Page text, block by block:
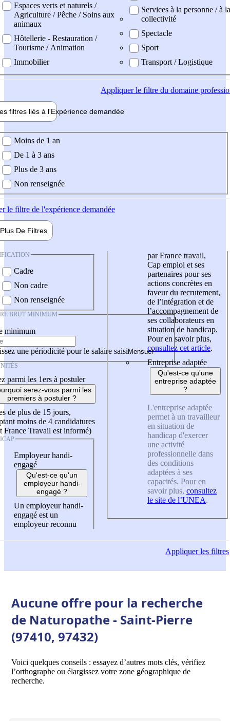
Espaces verts et naturels /
Agriculture / Pêche / Soins aux
animaux
Hôtellerie - Restauration /
Tourisme / Animation
Immobilier
Services à la personne / à la
collectivité
Spectacle
Sport
Transport / Logistique
Appliquerle filtre du domaine
filtres liés à l'Expérience demandée
demandée
Moins de 1 an
De 1 à 3 ans
Plus de 3 ans
Non renseignée
le filtre de l'expérience demandée
Plus De Filtres
Cadre
Non cadre
Non renseignée
BRUT MINIMUM
minimum
une périodicité pour le salaire saisi
parmi les 1ers à postuler
serez-vous parmi les
premiers à postuler ?
de plus de 15 jours,
moins de 4 candidatures
France Travail est informé)
Employeur handi-
engagé
Qu'est-ce qu'un
employeur handi-
engagé ?
Un employeur handi-
engagé est un
employeur reconnu
par France travail,
Cap emploi et ses
partenaires pour ses
actions concrètes en
faveur du recrutement,
de l’intégration et de
l’accompagnement de
ses collaborateurs en
situation de handicap.
Pour en savoir plus,
consultez cet article.
Entreprise adaptée
Qu'est-ce qu'une
entreprise adaptée
?
L'entreprise adaptée
permet à un travailleur
en situation de
handicap d'exercer
une activité
professionnelle dans
des conditions
adaptées à ses
capacités. Pour en
savoir plus, consultez
le site de l’UNEA.
Appliquerles filtres
Aucune offre pour la recherche
de Naturopathe - Saint-Pierre
(97410, 97432)
Voici quelques conseils : essayez d’autres mots clés, vérifiez
l’orthographe ou élargissez votre zone géographique de
recherche.